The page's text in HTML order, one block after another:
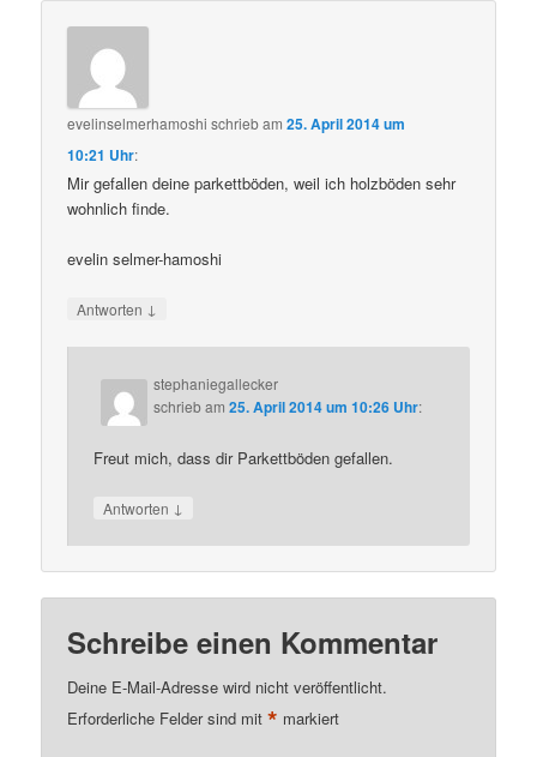
evelinselmerhamoshi schriebam25. April 2014 um
10:21 Uhr:
Mir gefallen deine parkettböden, weil ich holzböden sehr
wohnlich finde.
evelin selmer-hamoshi
Antworten ↓
stephaniegallecker
schriebam25. April 2014 um 10:26 Uhr:
Freut mich, dass dir Parkettböden gefallen.
Antworten ↓
Schreibe einen Kommentar
Deine E-Mail-Adresse wird nicht veröffentlicht.
Erforderliche Felder sind mit* markiert